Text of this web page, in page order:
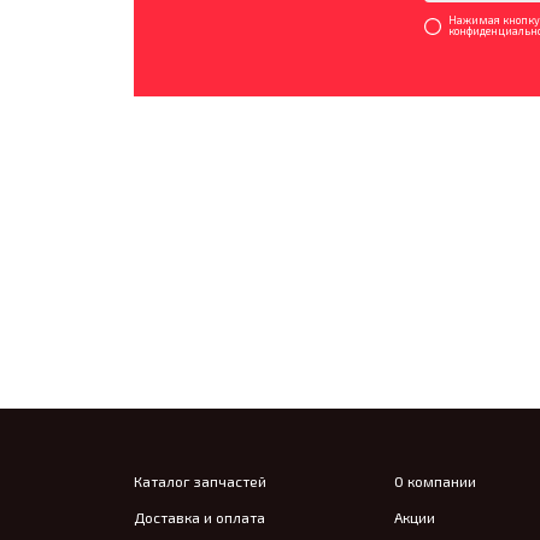
Нажимая кнопку
Каталог запчастей О компании
Доставка и оплата Акции